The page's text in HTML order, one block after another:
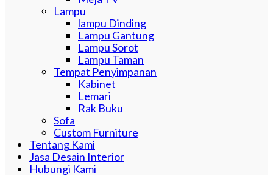
Lampu
lampu Dinding
Lampu Gantung
Lampu Sorot
Lampu Taman
Tempat Penyimpanan
Kabinet
Lemari
Rak Buku
Sofa
Custom Furniture
Tentang Kami
Jasa Desain Interior
Hubungi Kami